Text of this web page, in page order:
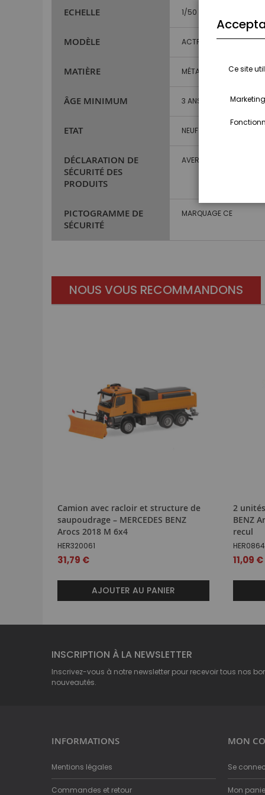
ECHELLE 1/50
MODÈLE ACTROS
MATIÈRE MÉTAL ET PLASTIQUE
ÂGE MINIMUM 3 ANS ET PLUS
ETAT NEUF
DÉCLARATION DE
SÉCURITÉ DES
PRODUITS
AVERTISSEMENT : NE
PICTOGRAMME DE
SÉCURITÉ
MARQUAGE CE
NOUS VOUS RECOMMANDONS
Camion avec racloir et structure de
saupoudrage – MERCEDES BENZ
Arocs 2018 M 6x4
HER320061
31,79 €
AJOUTER AU PANIER
2
BENZ
recul
11,09 €
INSCRIPTION À LA NEWSLETTER
Inscrivez-vous à notre newsletter pour recevoir tous nos
nouveautés.
INFORMATIONS
Mentions légales
Commandes et retour
MON
Se
Mon
Ce site